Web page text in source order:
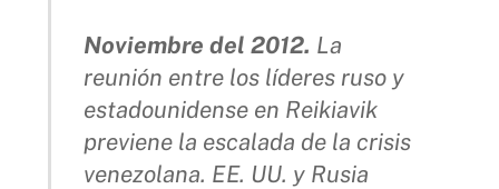
Noviembre del 2012. La
reunión entre los líderes ruso y
estadounidense en Reikiavik
previene la escalada de la crisis
venezolana. EE. UU. y Rusia